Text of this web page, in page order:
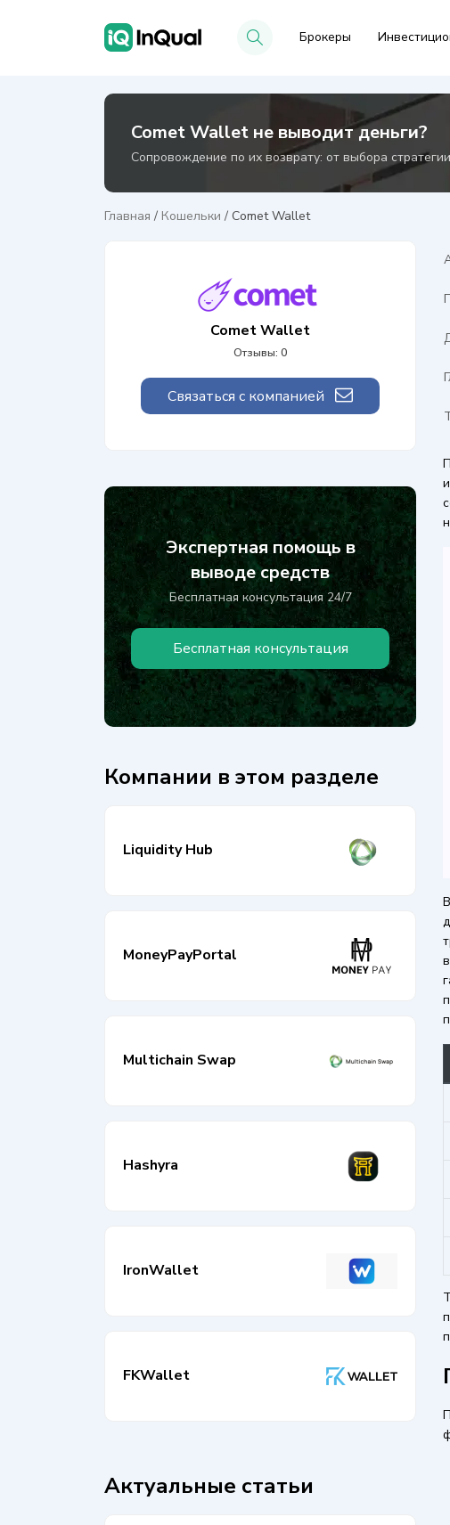
Брокеры
Comet Wallet не выводит деньги?
Сопровождение по их возврату: от выбора
Главная / Кошельки / Comet Wallet
Comet Wallet
Отзывы: 0
Связаться с компанией
Экспертная помощь в
выводе средств
Бесплатная консультация 24/7
Бесплатная консультация
Компании в этом разделе
Liquidity Hub
MoneyPayPortal
Multichain Swap
Hashyra
IronWallet
FKWallet
Актуальные статьи